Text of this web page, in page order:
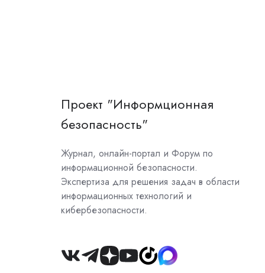
Проект "Информционная
безопасность"
Журнал, онлайн-портал и Форум по
информационной безопасности.
Экспертиза для решения задач в области
информационных технологий и
кибербезопасности.
Join